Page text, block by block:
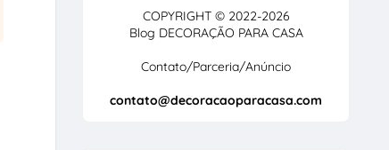
COPYRIGHT © 2022-2026
Blog DECORAÇÃO PARA CASA
Contato/Parceria/Anúncio
contato@decoracaoparacasa.com